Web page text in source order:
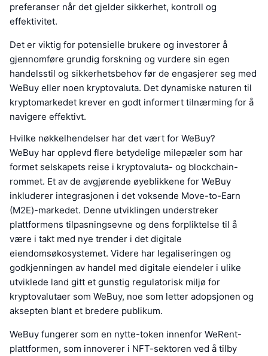
preferanser når det gjelder sikkerhet, kontroll og
effektivitet.
Det er viktig for potensielle brukere og investorer å
gjennomføre grundig forskning og vurdere sin egen
handelsstil og sikkerhetsbehov før de engasjerer seg med
WeBuy eller noen kryptovaluta. Det dynamiske naturen til
kryptomarkedet krever en godt informert tilnærming for å
navigere effektivt.
Hvilke nøkkelhendelser har det vært for WeBuy?
WeBuy har opplevd flere betydelige milepæler som har
formet selskapets reise i kryptovaluta- og blockchain-
rommet. Et av de avgjørende øyeblikkene for WeBuy
inkluderer integrasjonen i det voksende Move-to-Earn
(M2E)-markedet. Denne utviklingen understreker
plattformens tilpasningsevne og dens forpliktelse til å
være i takt med nye trender i det digitale
eiendomsøkosystemet. Videre har legaliseringen og
godkjenningen av handel med digitale eiendeler i ulike
utviklede land gitt et gunstig regulatorisk miljø for
kryptovalutaer som WeBuy, noe som letter adopsjonen og
aksepten blant et bredere publikum.
WeBuy fungerer som en nytte-token innenfor WeRent-
plattformen, som innoverer i NFT-sektoren ved å tilby